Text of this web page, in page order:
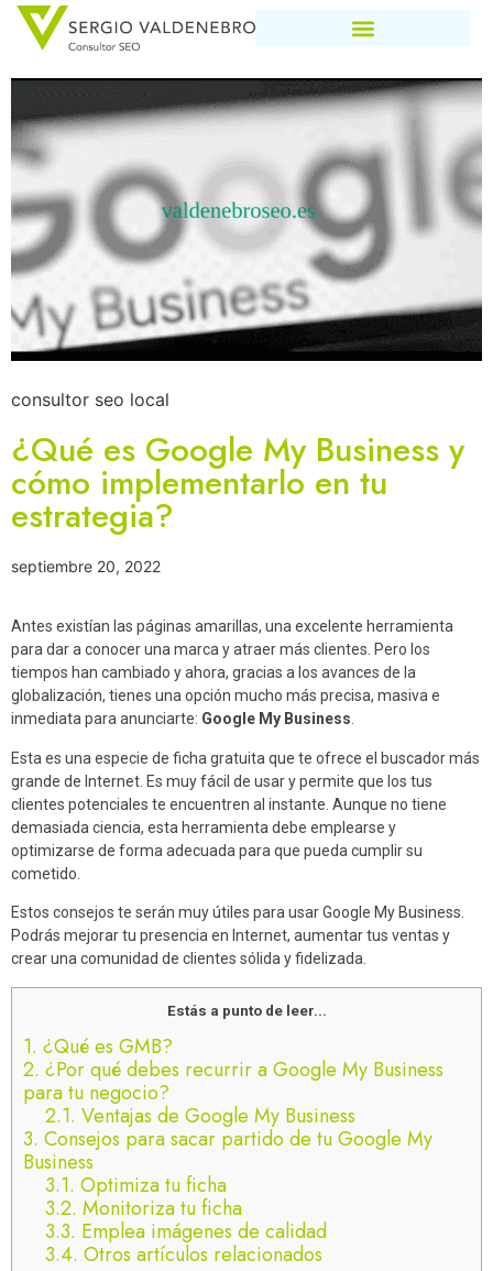
consultor seo local
¿Qué es Google My Business y
cómo implementarlo en tu
estrategia?
septiembre 20, 2022
Antes existían las páginas amarillas, una excelente herramienta
para dar a conocer una marca y atraer más clientes. Pero los
tiempos han cambiado y ahora, gracias a los avances de la
globalización, tienes una opción mucho más precisa, masiva e
inmediata para anunciarte: Google My Business.
Esta es una especie de ficha gratuita que te ofrece el buscador más
grande de Internet. Es muy fácil de usar y permite que los tus
clientes potenciales te encuentren al instante. Aunque no tiene
demasiada ciencia, esta herramienta debe emplearse y
optimizarse de forma adecuada para que pueda cumplir su
cometido.
Estos consejos te serán muy útiles para usar Google My Business.
Podrás mejorar tu presencia en Internet, aumentar tus ventas y
crear una comunidad de clientes sólida y fidelizada.
Estás a punto de leer...
1. ¿Qué es GMB?
2. ¿Por qué debes recurrir a Google My Business
para tu negocio?
2.1. Ventajas de Google My Business
3. Consejos para sacar partido de tu Google My
Business
3.1. Optimiza tu ficha
3.2. Monitoriza tu ficha
3.3. Emplea imágenes de calidad
3.4. Otros artículos relacionados